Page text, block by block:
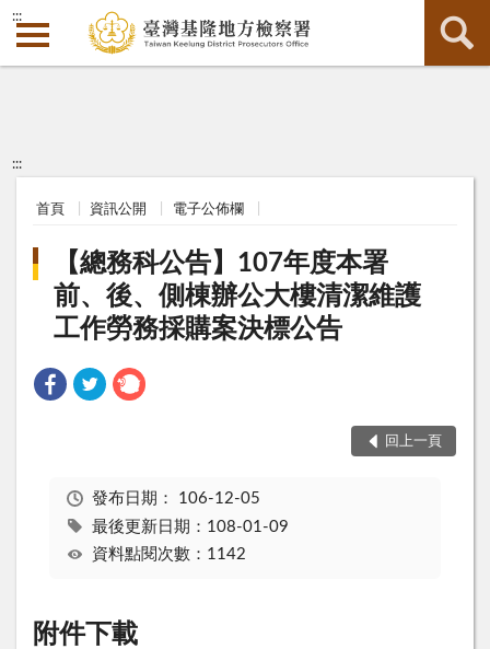
:::
:::
首頁 資訊公開 電子公佈欄
【總務科公告】107年度本署
前、後、側棟辦公大樓清潔維護
工作勞務採購案決標公告
回上一頁
發布日期： 106-12-05
最後更新日期：108-01-09
資料點閱次數：1142
附件下載